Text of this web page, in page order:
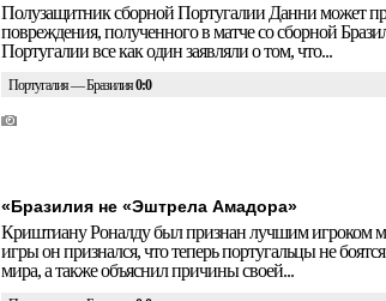
Полузащитник сборной Португалии Данни может
повреждения, полученного в матче со сборной
Португалии все как один заявляли о том, что...
Португалия — Бразилия0:0
«Бразилия не «Эштрела Амадора»
Криштиану Роналду был признан лучшим игроком
игры он признался, что теперь португальцы не
мира, а также объяснил причины своей...